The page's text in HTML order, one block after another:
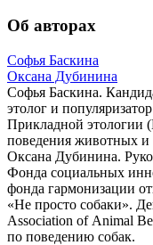
Об авторах
Софья Баскина
Оксана Дубинина
Софья Баскина.
этолог и
Прикладной этологии
поведения животных и
Оксана Дубинина.
Фонда социальных
фонда гармонизации
«Не просто собаки».
Association of Animal
по поведению собак.